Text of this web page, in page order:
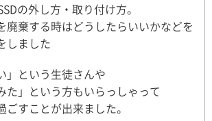
の外し方・取り付け方。
廃棄する時はどうしたらいいかなどを
しました
」という生徒さんや
た」という方もいらっしゃって
すことが出来ました。